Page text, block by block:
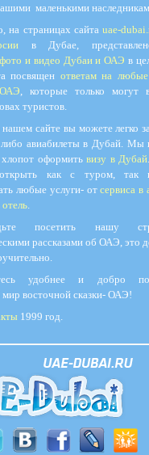
маленькими
на страницах сайта uae-
в Дубае,
фото и видео Дубаи и ОАЭ в
посвящен ответам на
, которые только могут
туристов.
сайте вы можете легко
, либо авиабилеты в Дубай.
оформитьвизу в Дубай
как с туром, так
любые услуги- отсервиса в
посетить нашу
рассказами об ОАЭ, это
удобнее и добро
восточной сказки- ОАЭ!
1999 год.